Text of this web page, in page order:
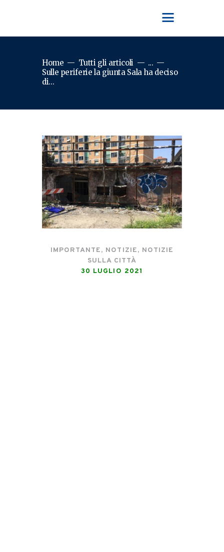
Home Tutti gli articoli
...
Sulle periferie la giunta Sala ha deciso
di...
IMPORTANTE, NOTIZIE, NOTIZIE
SULLA CITTÀ
30 LUGLIO 2021